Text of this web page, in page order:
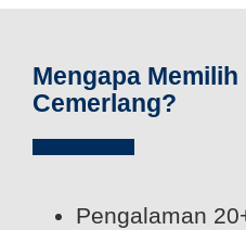
Mengapa Memilih
Cemerlang?
Pengalaman